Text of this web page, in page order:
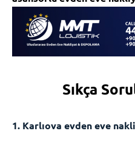
Sıkça
1. Karlıova evden eve